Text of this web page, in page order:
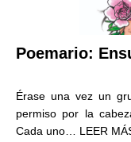
Poemario:
Érase una vez un
permiso por la
Cada uno… LEER